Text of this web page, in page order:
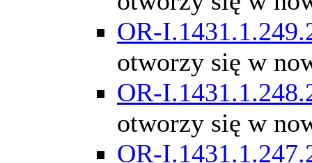
OR-
otworzy się w
OR-
otworzy się w
OR-